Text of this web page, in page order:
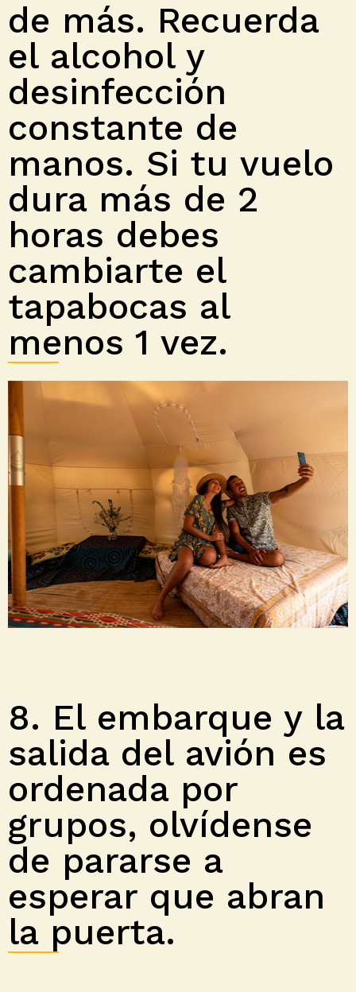
de más. Recuerda
el alcohol y
desinfección
constante de
manos. Si tu vuelo
dura más de 2
horas debes
cambiarte el
tapabocas al
menos 1 vez.
8. El embarque y la
salida del avión es
ordenada por
grupos, olvídense
de pararse a
esperar que abran
la puerta.